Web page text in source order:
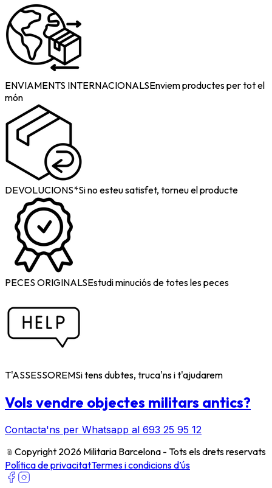
ENVIAMENTS INTERNACIONALSEnviem productes per tot el
món
DEVOLUCIONS*Si no esteu satisfet, torneu el producte
PECES ORIGINALSEstudi minuciós de totes les peces
T'ASSESSOREMSi tens dubtes, truca'ns i t'ajudarem
Vols vendre objectes militars antics?
Contacta'ns per Whatsapp al 693 25 95 12
﹫ Copyright 2026 Militaria Barcelona - Tots els drets reservats
Política de privacitatTermes i condicions d’ús